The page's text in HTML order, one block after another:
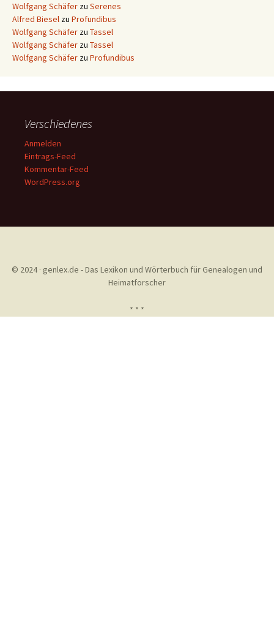
Wolfgang Schäfer zu Serenes
Alfred Biesel zu Profundibus
Wolfgang Schäfer zu Tassel
Wolfgang Schäfer zu Tassel
Wolfgang Schäfer zu Profundibus
Verschiedenes
Anmelden
Eintrags-Feed
Kommentar-Feed
WordPress.org
© 2024 · genlex.de - Das Lexikon und Wörterbuch für Genealogen und
Heimatforscher
* * *